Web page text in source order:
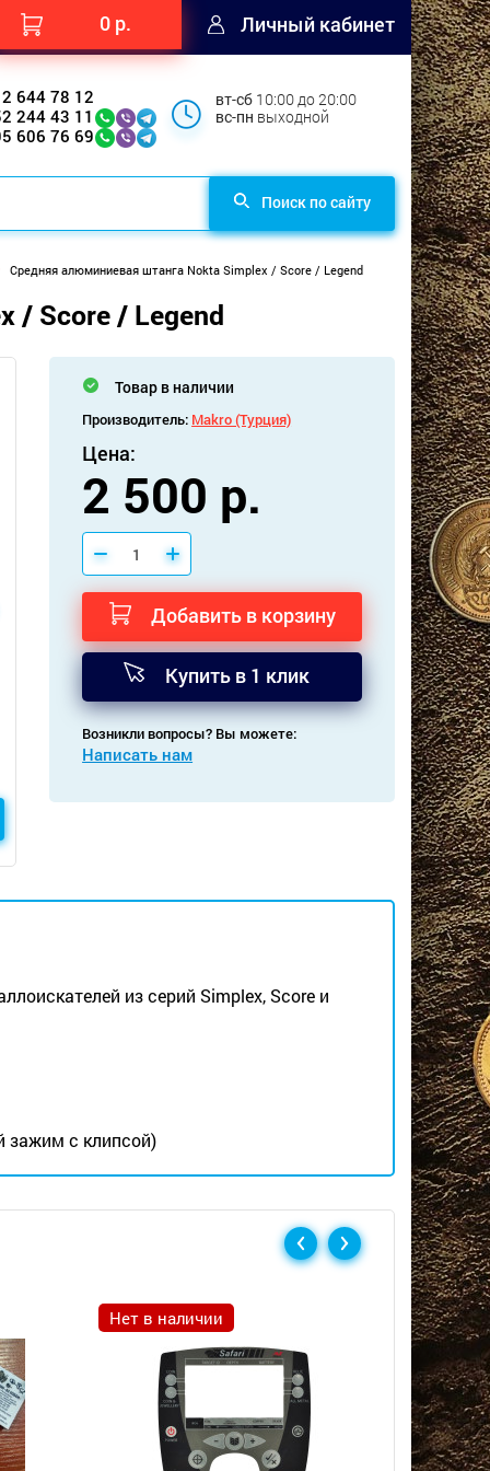
0 р. Личный кабинет
644 78 12
244 43 11
606 76 69
вт-сб 10:00 до 20:00
вс-пн выходной
Поиск по сайту
Средняя алюминиевая штанга Nokta Simplex / Score / Legend
/ Score / Legend
Товар в наличии
Производитель: Makro (Турция)
Цена:
2 500 р.
Добавить в корзину
Купить в 1 клик
Возникли вопросы? Вы можете:
Написать нам
из серий Simplex, Score и
зажим с клипсой)
Нет в наличии Нет в